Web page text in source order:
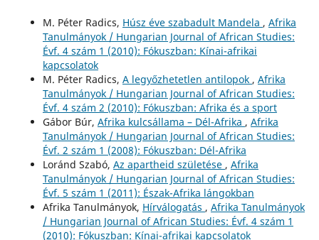
M. Péter Radics, Húsz éve szabadult Mandela , Afrika
Tanulmányok / Hungarian Journal of African Studies:
Évf. 4 szám 1 (2010): Fókuszban: Kínai-afrikai
kapcsolatok
M. Péter Radics, A legyőzhetetlen antilopok , Afrika
Tanulmányok / Hungarian Journal of African Studies:
Évf. 4 szám 2 (2010): Fókuszban: Afrika és a sport
Gábor Búr, Afrika kulcsállama – Dél-Afrika , Afrika
Tanulmányok / Hungarian Journal of African Studies:
Évf. 2 szám 1 (2008): Fókuszban: Dél-Afrika
Loránd Szabó, Az apartheid születése , Afrika
Tanulmányok / Hungarian Journal of African Studies:
Évf. 5 szám 1 (2011): Észak-Afrika lángokban
Afrika Tanulmányok, Hírválogatás , Afrika Tanulmányok
/ Hungarian Journal of African Studies: Évf. 4 szám 1
(2010): Fókuszban: Kínai-afrikai kapcsolatok